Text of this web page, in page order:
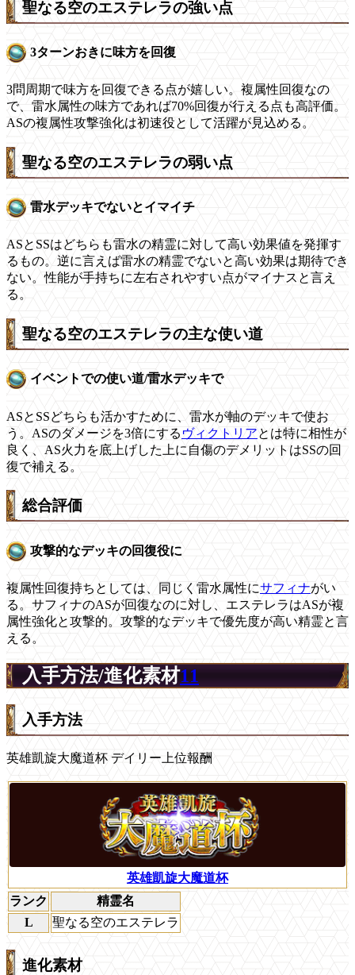
聖なる空のエステレラの強い点
3ターンおきに味方を回復
3問周期で味方を回復できる点が嬉しい。複属性回復なの
で、雷水属性の味方であれば70%回復が行える点も高評価。
ASの複属性攻撃強化は初速役として活躍が見込める。
聖なる空のエステレラの弱い点
雷水デッキでないとイマイチ
ASとSSはどちらも雷水の精霊に対して高い効果値を発揮す
るもの。逆に言えば雷水の精霊でないと高い効果は期待でき
ない。性能が手持ちに左右されやすい点がマイナスと言え
る。
聖なる空のエステレラの主な使い道
イベントでの使い道/雷水デッキで
ASとSSどちらも活かすために、雷水が軸のデッキで使お
う。ASのダメージを3倍にする ヴィクトリアとは特に相性が
良く、AS火力を底上げした上に自傷のデメリットはSSの回
復で補える。
総合評価
攻撃的なデッキの回復役に
複属性回復持ちとしては、同じく雷水属性にサフィナがい
る。サフィナのASが回復なのに対し、エステレラはASが複
属性強化と攻撃的。攻撃的なデッキで優先度が高い精霊と言
える。
入手方法/進化素材11
入手方法
英雄凱旋大魔道杯 デイリー上位報酬
英雄凱旋大魔道杯
ランク
精霊名
L
聖なる空のエステレラ
進化素材